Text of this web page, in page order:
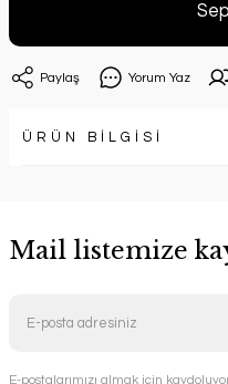
Paylaş Yorum Yaz
ÜRÜN BİLGİSİ
Mail listemize
E-postalarımızı almak için